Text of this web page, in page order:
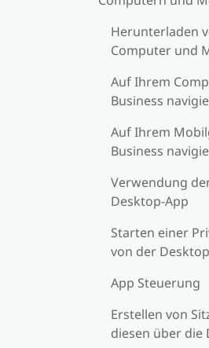
Herunterladen
Computer und
Auf Ihrem
Business
Auf Ihrem
Business
Verwendung
Desktop-App
Starten einer
von der
App Steuerung
Erstellen von
diesen über die